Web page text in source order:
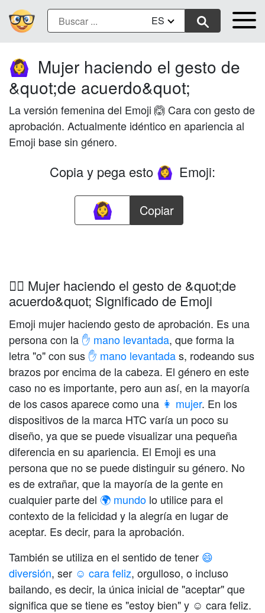
ES
🙆‍♀️ Mujer haciendo el gesto de
&quot;de acuerdo&quot;
La versión femenina del Emoji 🙆 Cara con gesto de
aprobación. Actualmente idéntico en apariencia al
Emoji base sin género.
Copia y pega esto 🙆‍♀️ Emoji:
Copiar
🙆‍♀️ Mujer haciendo el gesto de &quot;de
acuerdo&quot; Significado de Emoji
Emoji mujer haciendo gesto de aprobación. Es una
persona con la ✋ mano levantada, que forma la
letra "o" con sus ✋ mano levantadas, rodeando sus
brazos por encima de la cabeza. El género en este
caso no es importante, pero aun así, en la mayoría
de los casos aparece como una 👩 mujer. En los
dispositivos de la marca HTC varía un poco su
diseño, ya que se puede visualizar una pequeña
diferencia en su apariencia. El Emoji es una
persona que no se puede distinguir su género. No
es de extrañar, que la mayoría de la gente en
cualquier parte del 🌍 mundo lo utilice para el
contexto de la felicidad y la alegría en lugar de
aceptar. Es decir, para la aprobación.
También se utiliza en el sentido de tener 😄
diversión, ser ☺️ cara feliz, orgulloso, o incluso
bailando, es decir, la única inicial de "aceptar" que
significa que se tiene es "estoy bien" y ☺️ cara feliz.